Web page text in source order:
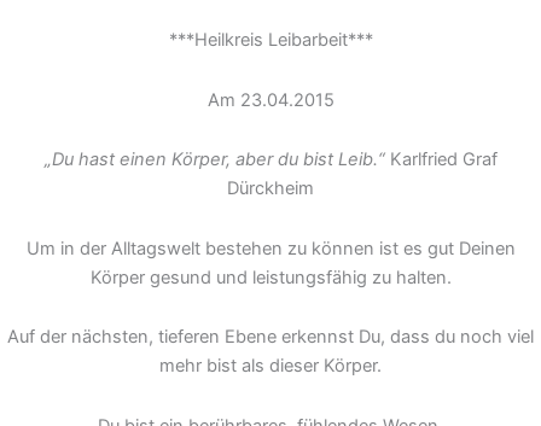
***Heilkreis Leibarbeit***
Am 23.04.2015
„Du hast einen Körper, aber du bist Leib.“Karlfried Graf
Dürckheim
Um in der Alltagswelt bestehen zu können ist es gut Deinen
Körper gesund und leistungsfähig zu halten.
Auf der nächsten, tieferen Ebene erkennst Du, dass du noch viel
mehr bist als dieser Körper.